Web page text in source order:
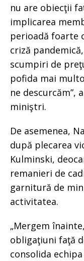
nu are obiecţii
implicarea
perioadă foarte
criză
scumpiri de
pofida mai
ne descurcăm”,
miniştri.
De asemenea,
după plecarea
Kulminski,
remanieri de
garnitură de
activitatea.
„Mergem
obligaţiuni faţă
consolida